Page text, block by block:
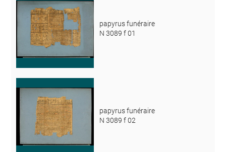
papyrus funéraire
N 3089 f 01
papyrus funéraire
N 3089 f 02